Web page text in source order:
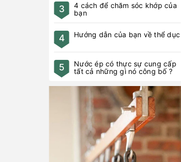
3
4 cách để chăm sóc khớp của
bạn
4 Hướng dẫn của bạn về thể dục
5
Nước ép có thực sự cung cấp
tất cả những gì nó công bố ?